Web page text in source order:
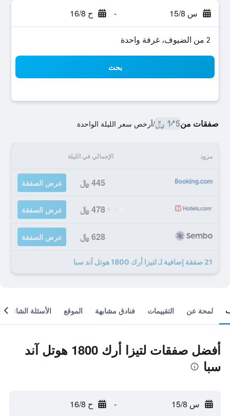
س 15/8 - ح 16/8
2 من الضيوف، غرفة واحدة
بحث
صفقات من445 ﷼ /أرخص سعر الليلة الواحدة
مزود الإجمالي في الليلة
445 ﷼ عرض الصفقة
478 ﷼ عرض الصفقة
628 ﷼ عرض الصفقة
21 صفقة إضافية لـ لتيزا أرك 1800 هوتل آند سبا
لمحة عن التقييمات فنادق مشابهة الموقع الأسئلة الشائعة
أفضل صفقات لتيزا أرك 1800 هوتل آند
سبا
س 15/8 - ح 16/8